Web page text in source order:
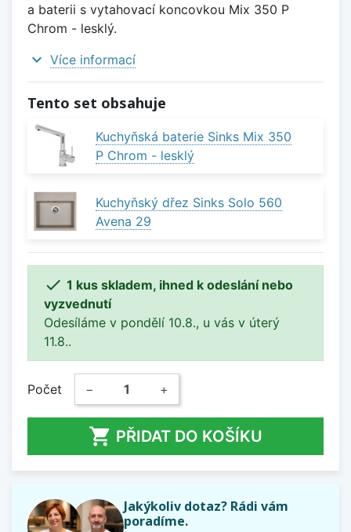
a baterii s vytahovací koncovkou Mix 350 P
Chrom - lesklý.
expand_more Více informací
Tento set obsahuje
Kuchyňská baterie Sinks Mix 350
P Chrom - lesklý
Kuchyňský dřez Sinks Solo 560
Avena 29
 1 kus skladem, ihned k odeslání nebo
vyzvednutí
Odesíláme v pondělí 10.8., u vás v úterý
11.8..
Počet − +
 PŘIDAT DO KOŠÍKU
Jakýkoliv dotaz? Rádi vám
poradíme.